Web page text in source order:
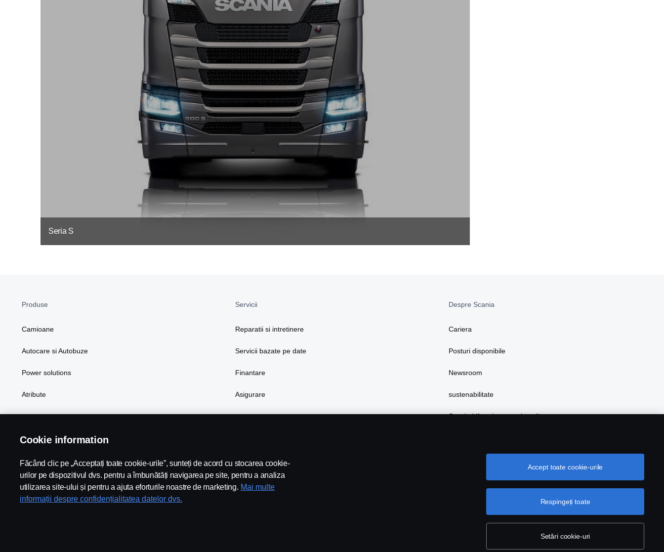
Seria S
Produse
Camioane
Autocare si Autobuze
Power solutions
Atribute
Servicii
Reparatii si intretinere
Servicii bazate pe date
Finantare
Asigurare
Despre Scania
Cariera
Posturi disponibile
Newsroom
sustenabilitate
Scania Lifestyle magazin online
Scania in Your Region: Romania
Cookie information
Făcând clic pe „Acceptați toate cookie-urile”, sunteți de acord cu stocarea cookie-
urilor pe dispozitivul dvs. pentru a îmbunătăți navigarea pe site, pentru a analiza
utilizarea site-ului și pentru a ajuta eforturile noastre de marketing. Mai multe
informații despre confidențialitatea datelor dvs.
Setări cookie-uri
Respingeți toate
Accept toate cookie-urile